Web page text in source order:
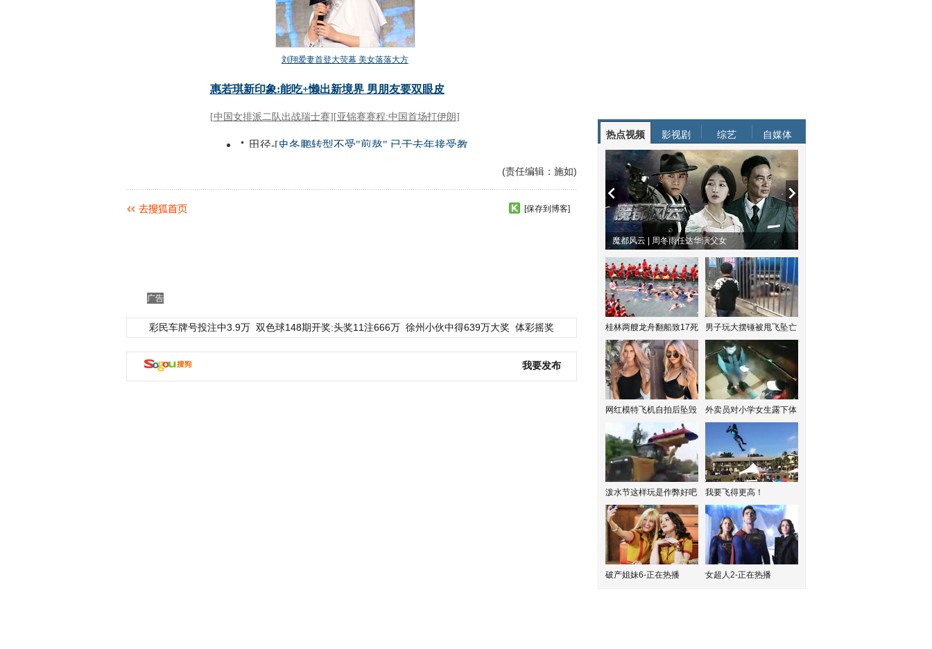
(责任编辑：施如)
[保存到博客]
广告
彩民车牌号投注中3.9万 双色球148期开奖:头奖11注666万 徐州小伙中得639万大奖 体彩摇奖
我要发布
热点视频 影视剧 综艺 自媒体
魔都风云 | 周冬雨任达华演父女
桂林两艘龙舟翻船致17死 男子玩大摆锤被甩飞坠亡
网红模特飞机自拍后坠毁 外卖员对小学女生露下体
泼水节这样玩是作弊好吧 我要飞得更高！
破产姐妹6-正在热播 女超人2-正在热播